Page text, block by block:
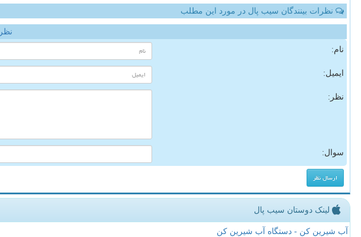
نظرات بینندگان سیب پال در مورد این مطلب
نام:
ایمیل:
نظر:
سوال:
لینک دوستان سیب پال
آب شیرین کن - دستگاه آب شیرین کن